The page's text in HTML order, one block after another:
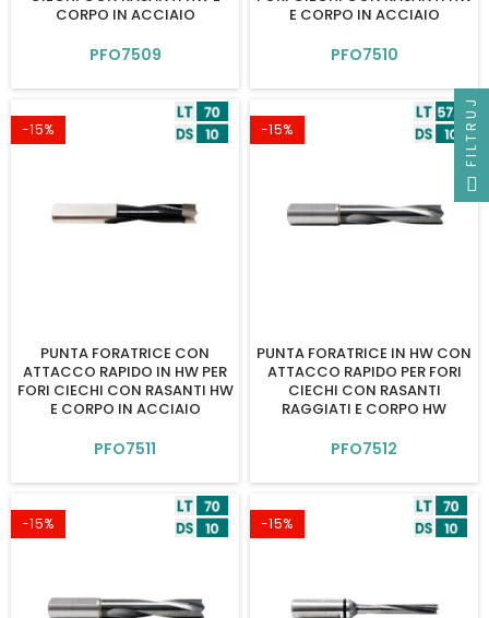
CORPO IN ACCIAIO
PFO7509
E CORPO IN ACCIAIO
PFO7510
-15%
PUNTA FORATRICE CON
ATTACCO RAPIDO IN HW PER
FORI CIECHI CON RASANTI HW
E CORPO IN ACCIAIO
PFO7511
-15%
PUNTA FORATRICE IN HW CON
ATTACCO RAPIDO PER FORI
CIECHI CON RASANTI
RAGGIATI E CORPO HW
PFO7512
-15% -15%
FILTRUJ